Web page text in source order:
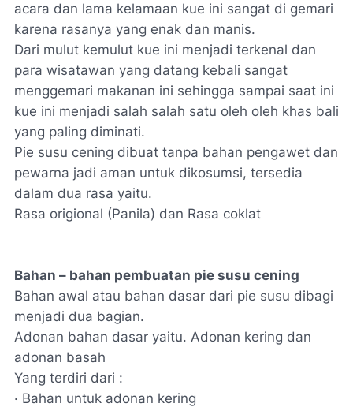
acara dan lama kelamaan kue ini sangat di gemari
karena rasanya yang enak dan manis.
Dari mulut kemulut kue ini menjadi terkenal dan
para wisatawan yang datang kebali sangat
menggemari makanan ini sehingga sampai saat ini
kue ini menjadi salah salah satu oleh oleh khas bali
yang paling diminati.
Pie susu cening dibuat tanpa bahan pengawet dan
pewarna jadi aman untuk dikosumsi, tersedia
dalam dua rasa yaitu.
Rasa origional (Panila) dan Rasa coklat
Bahan – bahan pembuatan pie susu cening
Bahan awal atau bahan dasar dari pie susu dibagi
menjadi dua bagian.
Adonan bahan dasar yaitu. Adonan kering dan
adonan basah
Yang terdiri dari :
· Bahan untuk adonan kering